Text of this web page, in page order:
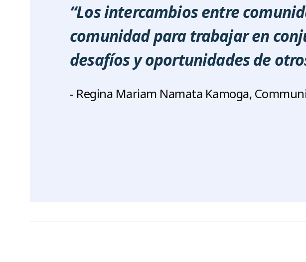
“Los intercambios entre
comunidad para trabajar en
desafíos y oportunidades de
- Regina Mariam Namata Kamoga,